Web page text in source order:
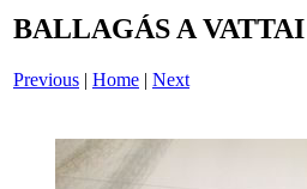
BALLAGÁS A
Previous | Home | Next